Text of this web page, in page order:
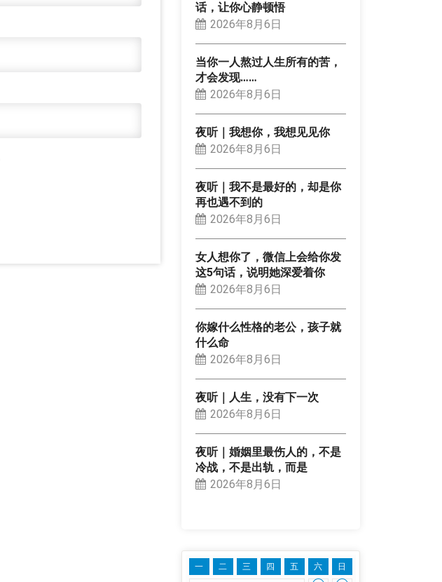
话，让你心静顿悟
2026年8月6日
当你一人熬过人生所有的苦，
才会发现……
2026年8月6日
夜听｜我想你，我想见见你
2026年8月6日
夜听｜我不是最好的，却是你
再也遇不到的
2026年8月6日
女人想你了，微信上会给你发
这5句话，说明她深爱着你
2026年8月6日
你嫁什么性格的老公，孩子就
什么命
2026年8月6日
夜听｜人生，没有下一次
2026年8月6日
夜听｜婚姻里最伤人的，不是
冷战，不是出轨，而是
2026年8月6日
一 二 三 四 五 六 日